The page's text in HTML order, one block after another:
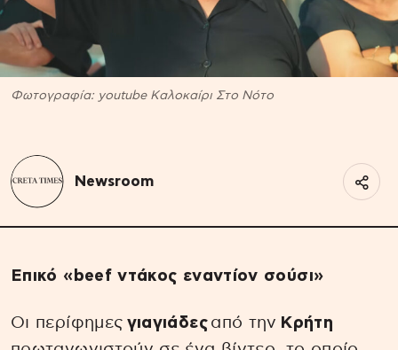
Φωτογραφία: youtube Καλοκαίρι Στο Νότο
Newsroom
Επικό «beef ντάκος εναντίον σούσι»
Οι περίφημες γιαγιάδεςαπό την Κρήτη